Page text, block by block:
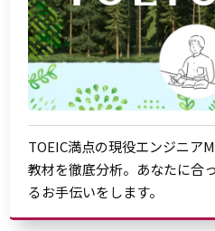
TOEIC満点の現役エンジニア
教材を徹底分析。あなたに合
るお手伝いをします。